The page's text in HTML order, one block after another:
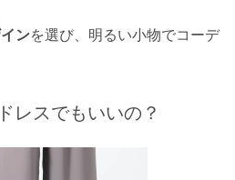
ンを選び、明るい小物でコーデ
レスでもいいの？